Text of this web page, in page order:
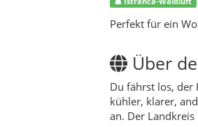
Schritte, kurze
ehrlich ist. Das
zeigt sich – wenn
Wenn du Saray
Regen nach Erde
für die Region.
Geduld für